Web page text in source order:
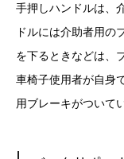
手押しハンドルは、
ドルには介助者用の
を下るときなどは、
車椅子使用者が自身
用ブレーキがついて